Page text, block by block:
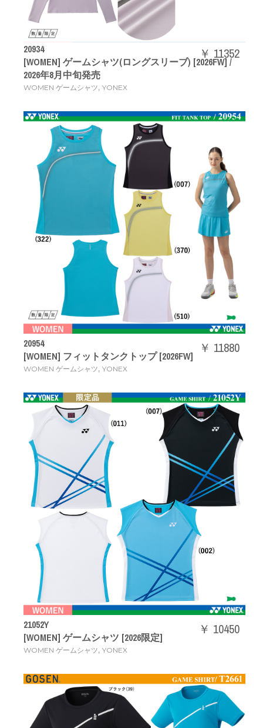
20934
[WOMEN] ゲームシャツ(ロングスリーブ) [2026FW] /
2026年8月中旬発売
WOMEN ゲームシャツ, YONEX
￥ 11352
20954
[WOMEN] フィットタンクトップ [2026FW]
WOMEN ゲームシャツ, YONEX
￥ 11880
21052Y
[WOMEN] ゲームシャツ [2026限定]
WOMEN ゲームシャツ, YONEX
￥ 10450